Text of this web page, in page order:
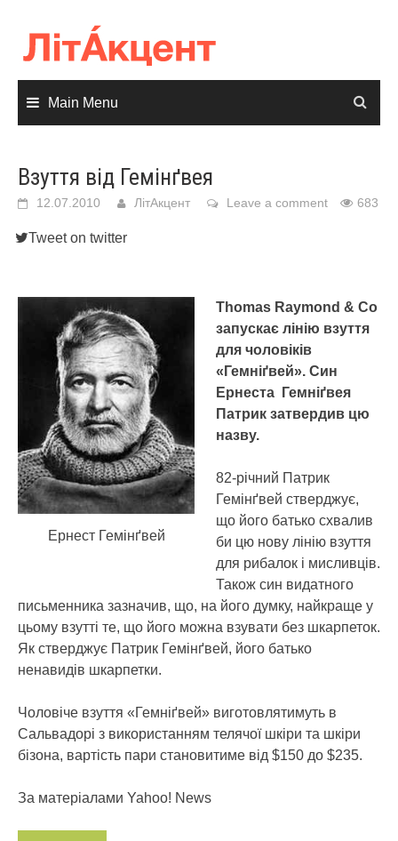
content
Main Menu
Взуття від Гемінґвея
12.07.2010 ЛітАкцент Leave a comment 683
Tweet on twitter
Ернест Гемінґвей
Thomas Raymond & Co
запускає лінію взуття
для чоловіків
«Гемніґвей». Син
Ернеста Гемніґвея
Патрик затвердив цю
назву.
82-річний Патрик
Гемінґвей стверджує,
що його батько схвалив
би цю нову лінію взуття
для рибалок і мисливців.
Також син видатного
письменника зазначив, що, на його думку, найкраще у
цьому взутті те, що його можна взувати без шкарпеток.
Як стверджує Патрик Гемінґвей, його батько
ненавидів шкарпетки.
Чоловіче взуття «Гемніґвей» виготовлятимуть в
Сальвадорі з використанням телячої шкіри та шкіри
бізона, вартість пари становитиме від $150 до $235.
За матеріалами Yahoo! News